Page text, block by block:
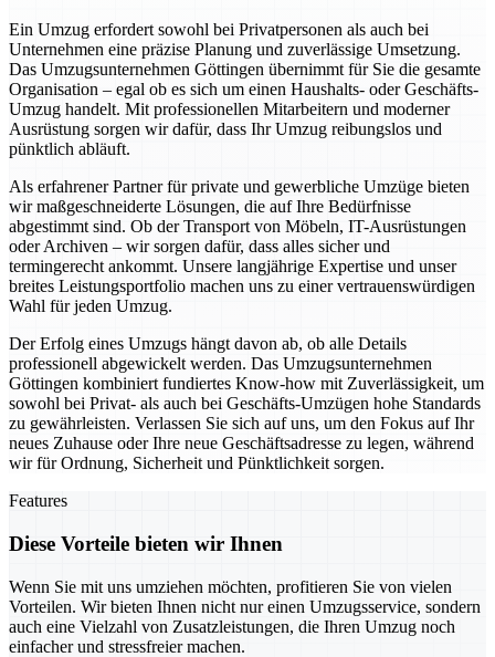
Ein Umzug erfordert sowohl bei Privatpersonen als auch bei
Unternehmen eine präzise Planung und zuverlässige Umsetzung.
Das Umzugsunternehmen Göttingen übernimmt für Sie die gesamte
Organisation – egal ob es sich um einen Haushalts- oder Geschäfts-
Umzug handelt. Mit professionellen Mitarbeitern und moderner
Ausrüstung sorgen wir dafür, dass Ihr Umzug reibungslos und
pünktlich abläuft.
Als erfahrener Partner für private und gewerbliche Umzüge bieten
wir maßgeschneiderte Lösungen, die auf Ihre Bedürfnisse
abgestimmt sind. Ob der Transport von Möbeln, IT-Ausrüstungen
oder Archiven – wir sorgen dafür, dass alles sicher und
termingerecht ankommt. Unsere langjährige Expertise und unser
breites Leistungsportfolio machen uns zu einer vertrauenswürdigen
Wahl für jeden Umzug.
Der Erfolg eines Umzugs hängt davon ab, ob alle Details
professionell abgewickelt werden. Das Umzugsunternehmen
Göttingen kombiniert fundiertes Know-how mit Zuverlässigkeit, um
sowohl bei Privat- als auch bei Geschäfts-Umzügen hohe Standards
zu gewährleisten. Verlassen Sie sich auf uns, um den Fokus auf Ihr
neues Zuhause oder Ihre neue Geschäftsadresse zu legen, während
wir für Ordnung, Sicherheit und Pünktlichkeit sorgen.
Features
Diese Vorteile bieten wir Ihnen
Wenn Sie mit uns umziehen möchten, profitieren Sie von vielen
Vorteilen. Wir bieten Ihnen nicht nur einen Umzugsservice, sondern
auch eine Vielzahl von Zusatzleistungen, die Ihren Umzug noch
einfacher und stressfreier machen.